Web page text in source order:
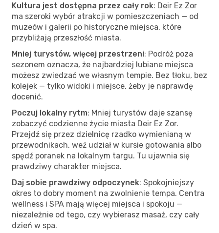
Kultura jest dostępna przez cały rok: Deir Ez Zor
ma szeroki wybór atrakcji w pomieszczeniach — od
muzeów i galerii po historyczne miejsca, które
przybliżają przeszłość miasta.
Mniej turystów, więcej przestrzeni: Podróż poza
sezonem oznacza, że najbardziej lubiane miejsca
możesz zwiedzać we własnym tempie. Bez tłoku, bez
kolejek — tylko widoki i miejsce, żeby je naprawdę
docenić.
Poczuj lokalny rytm: Mniej turystów daje szansę
zobaczyć codzienne życie miasta Deir Ez Zor.
Przejdź się przez dzielnicę rzadko wymienianą w
przewodnikach, weź udział w kursie gotowania albo
spędź poranek na lokalnym targu. Tu ujawnia się
prawdziwy charakter miejsca.
Daj sobie prawdziwy odpoczynek: Spokojniejszy
okres to dobry moment na zwolnienie tempa. Centra
wellness i SPA mają więcej miejsca i spokoju —
niezależnie od tego, czy wybierasz masaż, czy cały
dzień w spa.